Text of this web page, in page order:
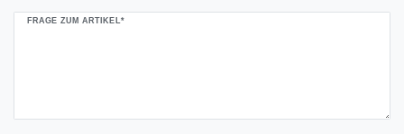
FRAGE ZUM ARTIKEL*